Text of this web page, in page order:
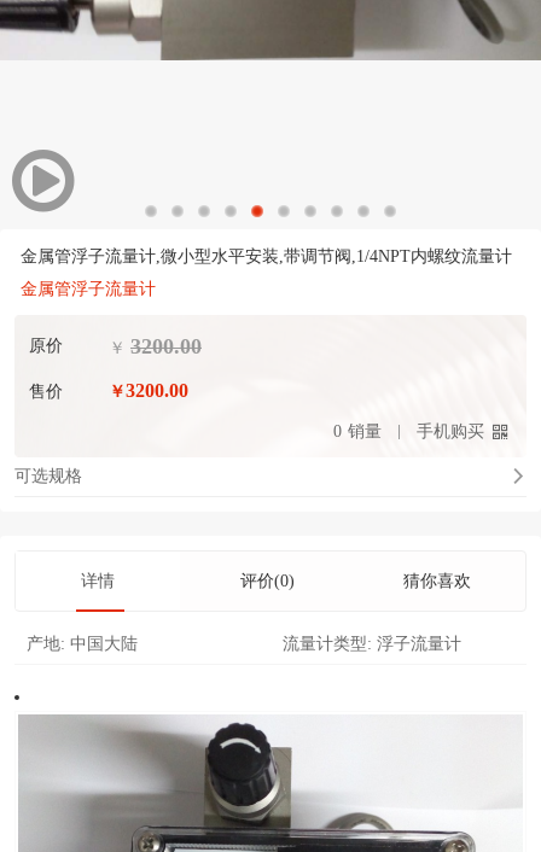
金属管浮子流量计,微小型水平安装,带调节阀,1/4NPT内螺纹流量计
金属管浮子流量计
原价 ￥ 3200.00
售价 ￥3200.00
0 销量 手机购买
可选规格
详情 评价(0) 猜你喜欢
产地: 中国大陆 流量计类型: 浮子流量计